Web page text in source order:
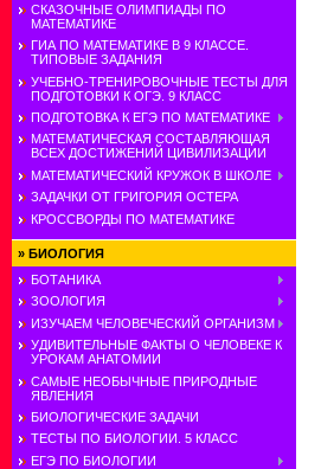
СКАЗОЧНЫЕ ОЛИМПИАДЫ ПО
МАТЕМАТИКЕ
ГИА ПО МАТЕМАТИКЕ В 9 КЛАССЕ.
ТИПОВЫЕ ЗАДАНИЯ
УЧЕБНО-ТРЕНИРОВОЧНЫЕ ТЕСТЫ ДЛЯ
ПОДГОТОВКИ К ОГЭ. 9 КЛАСС
ПОДГОТОВКА К ЕГЭ ПО МАТЕМАТИКЕ
МАТЕМАТИЧЕСКАЯ СОСТАВЛЯЮЩАЯ
ВСЕХ ДОСТИЖЕНИЙ ЦИВИЛИЗАЦИИ
МАТЕМАТИЧЕСКИЙ КРУЖОК В ШКОЛЕ
ЗАДАЧКИ ОТ ГРИГОРИЯ ОСТЕРА
КРОССВОРДЫ ПО МАТЕМАТИКЕ
» БИОЛОГИЯ
БОТАНИКА
ЗООЛОГИЯ
ИЗУЧАЕМ ЧЕЛОВЕЧЕСКИЙ ОРГАНИЗМ
УДИВИТЕЛЬНЫЕ ФАКТЫ О ЧЕЛОВЕКЕ К
УРОКАМ АНАТОМИИ
САМЫЕ НЕОБЫЧНЫЕ ПРИРОДНЫЕ
ЯВЛЕНИЯ
БИОЛОГИЧЕСКИЕ ЗАДАЧИ
ТЕСТЫ ПО БИОЛОГИИ. 5 КЛАСС
ЕГЭ ПО БИОЛОГИИ